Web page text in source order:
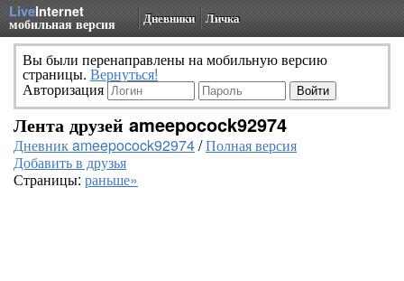
LiveInternet
мобильная версия Дневники Личка
Вы были перенаправлены на мобильную версию
страницы. Вернуться!
Авторизация
Лента друзей ameepocock92974
Дневник ameepocock92974/Полная версия
Добавить в друзья
Страницы: раньше»